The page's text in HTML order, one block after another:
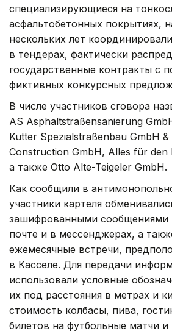
специализирующиеся на
асфальтобетонных покрытиях,
нескольких лет
в тендерах, фактически
государственные контракты с
фиктивных конкурсных
В числе участников сговора
AS Asphaltstraßensanierung
Kutter Spezialstraßenbau GmbH &
Construction GmbH, Alles für den
а также Otto Alte-Teigeler GmbH.
Как сообщили в
участники картеля
зашифрованными сообщениями
почте и в мессенджерах, а
ежемесячные встречи,
в Касселе. Для передачи
использовали условные
их под расстояния в метрах и
стоимость колбасы, пива,
билетов на футбольные матчи и